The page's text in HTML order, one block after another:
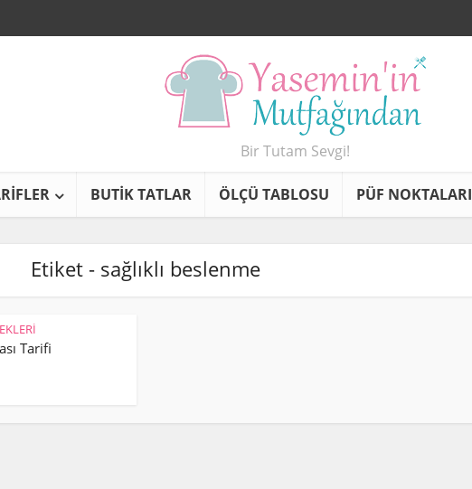
Bir Tutam Sevgi!
BUTİK TATLAR ÖLÇÜ TABLOSU PÜF NOKTALARI
Etiket - sağlıklı beslenme
Tarifi